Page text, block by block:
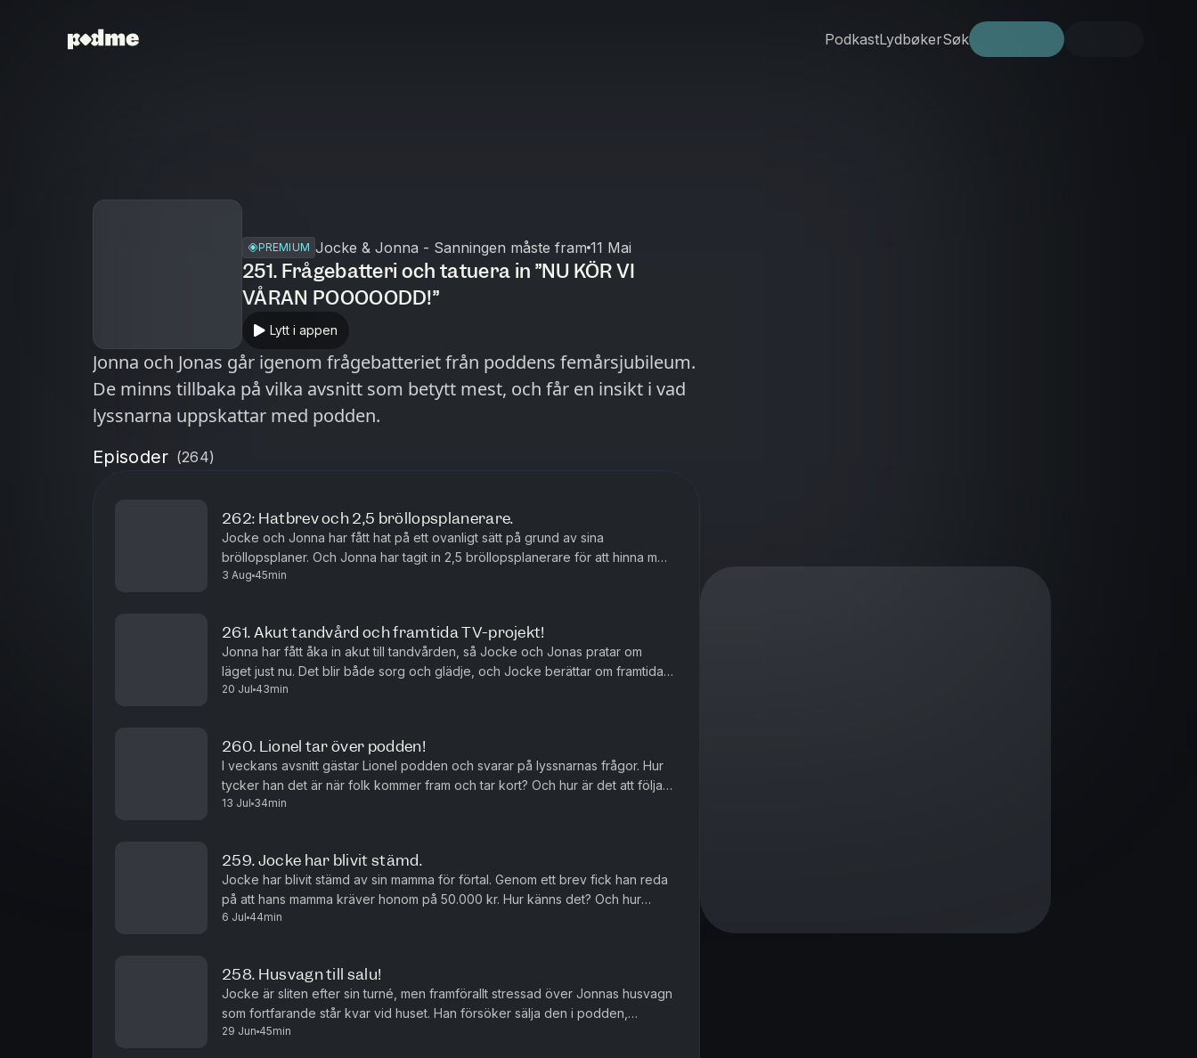
PodkastLydbøkerSøk
PREMIUM Jocke & Jonna - Sanningen måste fram 11 Mai
251. Frågebatteri och tatuera in ”NU KÖR VI
VÅRAN POOOOODD!”
Lytt i appen
Jonna och Jonas går igenom frågebatteriet från poddens femårsjubileum.
De minns tillbaka på vilka avsnitt som betytt mest, och får en insikt i vad
lyssnarna uppskattar med podden.
Episoder (264)
262: Hatbrev och 2,5 bröllopsplanerare.
Jocke och Jonna har fått hat på ett ovanligt sätt på grund av sina
bröllopsplaner. Och Jonna har tagit in 2,5 bröllopsplanerare för att hinna med
allt innan de ska förnya sina löften.
3 Aug 45min
261. Akut tandvård och framtida TV-projekt!
Jonna har fått åka in akut till tandvården, så Jocke och Jonas pratar om
läget just nu. Det blir både sorg och glädje, och Jocke berättar om framtida
TV-projekt.
20 Jul 43min
260. Lionel tar över podden!
I veckans avsnitt gästar Lionel podden och svarar på lyssnarnas frågor. Hur
tycker han det är när folk kommer fram och tar kort? Och hur är det att följa
med på Jockes konserter?
13 Jul 34min
259. Jocke har blivit stämd.
Jocke har blivit stämd av sin mamma för förtal. Genom ett brev fick han reda
på att hans mamma kräver honom på 50.000 kr. Hur känns det? Och hur
påverkas han?
6 Jul 44min
258. Husvagn till salu!
Jocke är sliten efter sin turné, men framförallt stressad över Jonnas husvagn
som fortfarande står kvar vid huset. Han försöker sälja den i podden,
samtidigt som han är rädd för vad Jonna ska säga.
29 Jun 45min